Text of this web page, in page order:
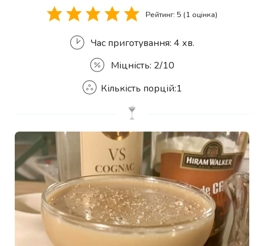
Рейтинг:5 (1 оцінка)
Час приготування: 4 хв.
Міцність: 2/10
Кількість порцій:1